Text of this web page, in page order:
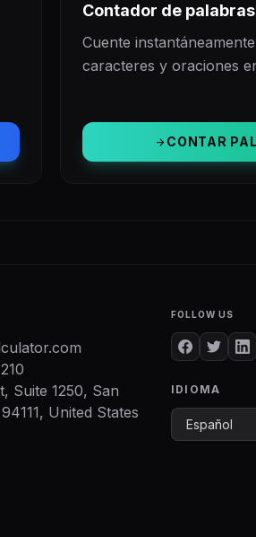
Contador de palabras
Cuente
caracteres y oraciones
arrow_forwardCONTAR
Suite 1250, San
United States
FOLLOW US
IDIOMA